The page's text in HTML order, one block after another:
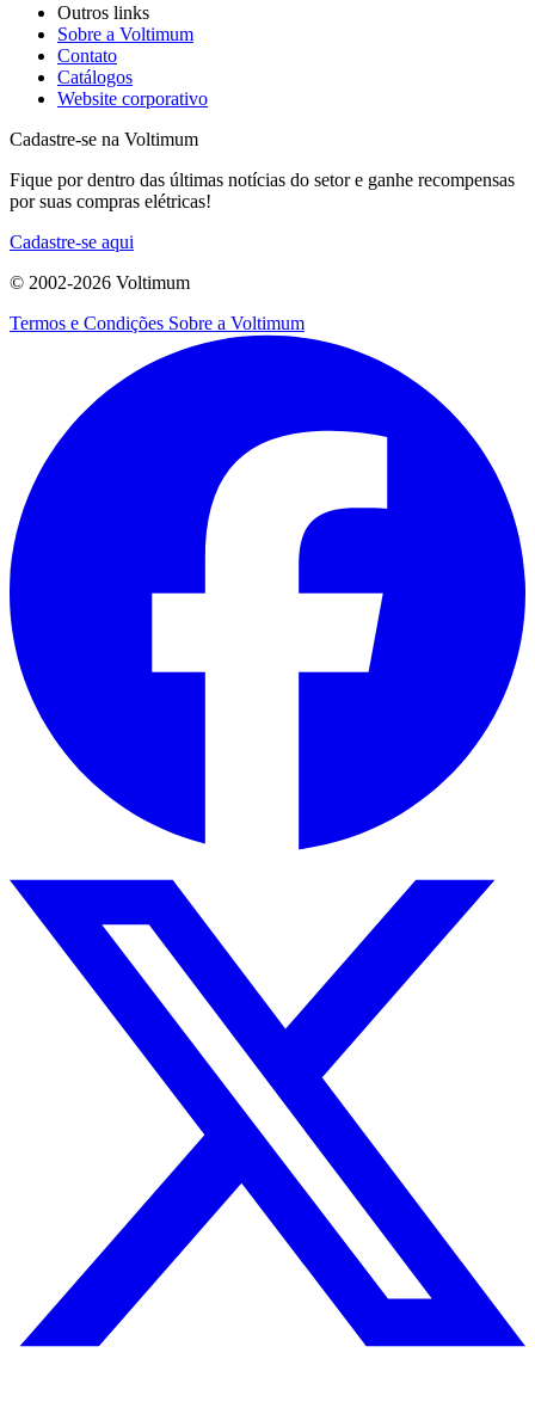
Outros links
Sobre a Voltimum
Contato
Catálogos
Website corporativo
Cadastre-se na Voltimum
Fique por dentro das últimas notícias do setor e ganhe recompensas
por suas compras elétricas!
Cadastre-se aqui
© 2002-2026 Voltimum
Termos e Condições Sobre a Voltimum